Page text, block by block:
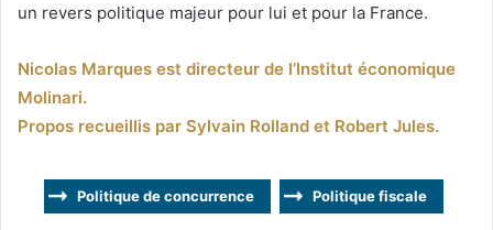
un revers politique majeur pour lui et pour la France.
Nicolas Marques est directeur de l’Institut économique
Molinari.
Propos recueillis par Sylvain Rolland et Robert Jules.
Politique de concurrence Politique fiscale